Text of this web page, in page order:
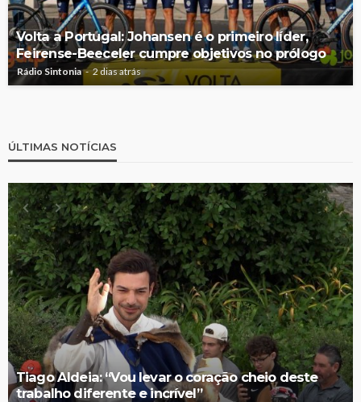
Volta a Portugal: Johansen é o primeiro líder,
Feirense-Beeceler cumpre objetivos no prólogo
Rádio Sintonia 2 dias atrás
ÚLTIMAS NOTÍCIAS
Tiago Aldeia: “Vou levar o coração cheio deste
trabalho diferente e incrível”